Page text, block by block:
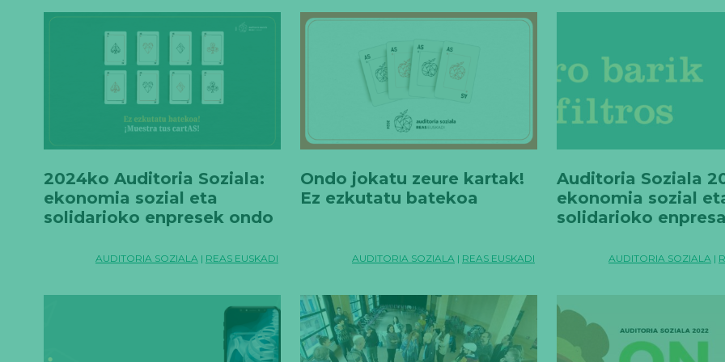
2024ko Auditoria Soziala:
ekonomia sozial eta
solidarioko enpresek ondo
kartakAUDITORIA SOZIALA | REAS EUSKADI
Ondo jokatu zeure kartak!
Ez ezkutatu batekoa
AUDITORIA SOZIALA | REAS EUSKADI
Auditoria Soziala
ekonomia sozial
solidarioko
AUDITORIA SOZIALA |